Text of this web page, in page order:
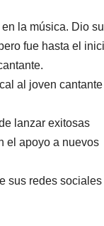
la música. Dio
fue hasta el
al joven
lanzar exitosas
el apoyo a nuevos
sus redes sociales